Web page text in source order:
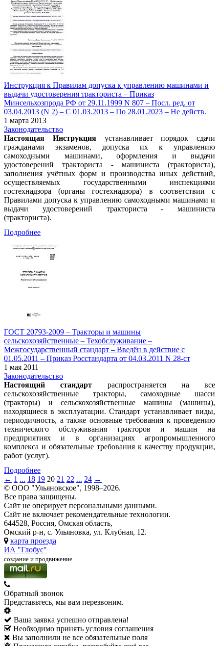
Инструкция к Правилам допуска к управлению машинами и
выдачи удостоверения тракториста – Приказ
Минсельхозпрода РФ от 29.11.1999 N 807 – Посл. ред. от
03.04.2013 (N 2) – С 01.03.2013 – По 28.01.2023 – Не действ.
1 марта 2013
Законодательство
Настоящая Инструкцияустанавливает порядок сдачи
гражданами экзаменов, допуска их к управлению
самоходными машинами, оформления и выдачи
удостоверений тракториста - машиниста (тракториста),
заполнения учётных форм и производства иных действий,
осуществляемых государственными инспекциями
гостехнадзора (органы гостехнадзора) в соответствии с
Правилами допуска к управлению самоходными машинами и
выдачи удостоверений тракториста - машиниста
(тракториста).
Подробнее
ГОСТ 20793-2009 – Тракторы и машины
сельскохозяйственные – Техобслуживание –
Межгосударственный стандарт – Введён в действие с
01.05.2011 – Приказ Росстандарта от 04.03.2011 N 28-ст
1 мая 2011
Законодательство
Настоящий стандарт распространяется на все
сельскохозяйственные тракторы, самоходные шасси
(тракторы) и сельскохозяйственные машины (машины),
находящиеся в эксплуатации. Стандарт устанавливает виды,
периодичность, а также основные требования к проведению
технического обслуживания тракторов и машин на
предприятиях и в организациях агропромышленного
комплекса и обязательные требования к качеству продукции,
работ (услуг).
Подробнее
← 1 ... 18 19 20 21 22 ... 24 →
© ООО "Ульяновское", 1998–2026.
Все права защищены.
Сайт не оперирует персональными данными.
Сайт не включает рекомендательные технологии.
644528, Россия, Омская область,
Омский р-н, с. Ульяновка, ул. Клубная, 12.
карта проезда
ИА "Глобус"
создание и продвижение
Обратный звонок
Представьтесь, мы вам перезвоним.
Ваша заявка успешно отправлена!
Необходимо принять условия соглашения
Вы заполнили не все обязательные поля